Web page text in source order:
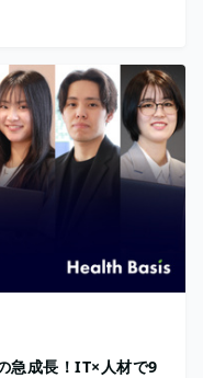
急成長！IT×人材で9